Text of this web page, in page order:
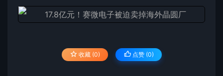
收藏 (0) 点赞 (0)